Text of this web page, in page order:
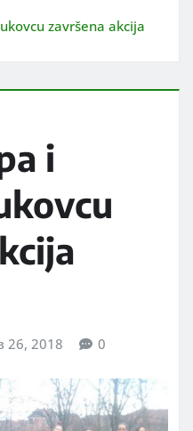
završena akcija
i
26, 2018 0